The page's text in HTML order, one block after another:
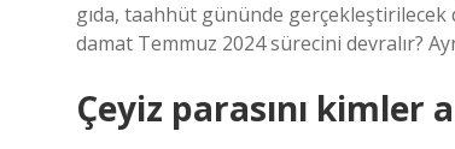
gıda, taahhüt gününde gerçekleştirilecek
damat Temmuz 2024 sürecini devralır?
Çeyiz parasını kimler